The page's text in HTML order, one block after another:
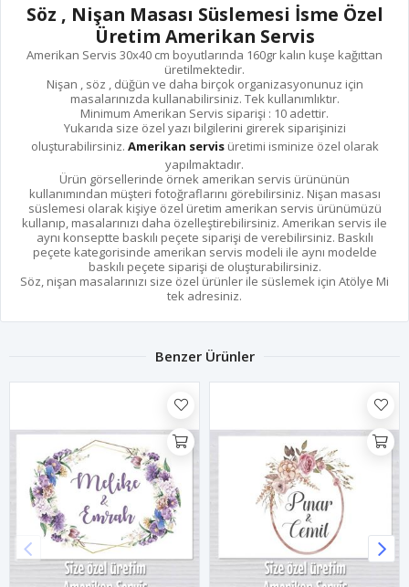
Söz , Nişan Masası Süslemesi İsme Özel
Üretim Amerikan Servis
Amerikan Servis 30x40 cm boyutlarında 160gr kalın kuşe kağıttan
üretilmektedir.
Nişan , söz , düğün ve daha birçok organizasyonunuz için
masalarınızda kullanabilirsiniz. Tek kullanımlıktır.
Minimum Amerikan Servis siparişi : 10 adettir.
Yukarıda size özel yazı bilgilerini girerek siparişinizi
oluşturabilirsiniz. Amerikan servisüretimi isminize özel olarak
yapılmaktadır.
Ürün görsellerinde örnek amerikan servis ürününün
kullanımından müşteri fotoğraflarını görebilirsiniz. Nişan masası
süslemesi olarak kişiye özel üretim amerikan servis ürünümüzü
kullanıp, masalarınızı daha özelleştirebilirsiniz. Amerikan servis ile
aynı konseptte baskılı peçete siparişi de verebilirsiniz. Baskılı
peçete kategorisinde amerikan servis modeli ile aynı modelde
baskılı peçete siparişi de oluşturabilirsiniz.
Söz, nişan masalarınızı size özel ürünler ile süslemek için Atölye Mi
tek adresiniz.
Benzer Ürünler